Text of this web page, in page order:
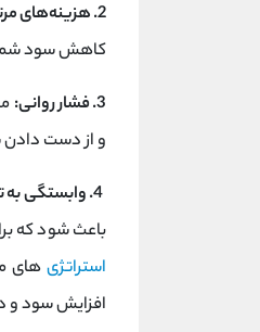
2. هزینه‌های مرتبط:
کاهش سود
3. فشار روانی:
و از دست دادن
4. وابستگی به تغییرات بازار:
باعث شود که
استراتژی‌ های
افزایش سود و